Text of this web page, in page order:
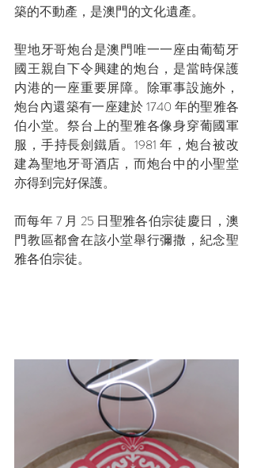
築的不動產，是澳門的文化遺產。
聖地牙哥炮台是澳門唯一一座由葡萄牙
國王親自下令興建的炮台，是當時保護
内港的一座重要屏障。除軍事設施外，
炮台內還築有一座建於 1740 年的聖雅各
伯小堂。祭台上的聖雅各像身穿葡國軍
服，手持長劍鐵盾。1981 年，炮台被改
建為聖地牙哥酒店，而炮台中的小聖堂
亦得到完好保護。
而每年 7 月 25 日聖雅各伯宗徒慶日，澳
門教區都會在該小堂舉行彌撒，紀念聖
雅各伯宗徒。